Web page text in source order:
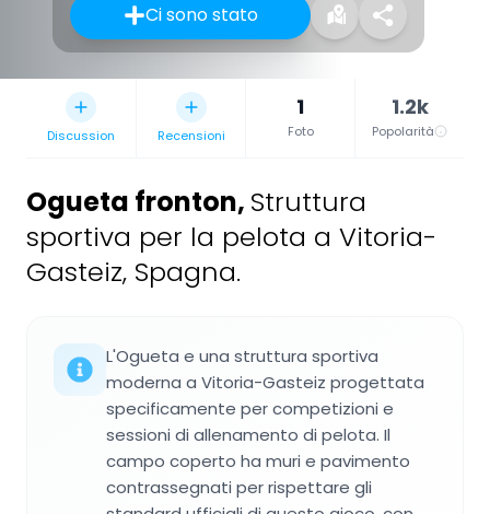
Ci sono stato
Discussion Recensioni
1
Foto
1.2k
Popolarità
Ogueta fronton, Struttura
sportiva per la pelota a Vitoria-
Gasteiz, Spagna.
L'Ogueta e una struttura sportiva
moderna a Vitoria-Gasteiz progettata
specificamente per competizioni e
sessioni di allenamento di pelota. Il
campo coperto ha muri e pavimento
contrassegnati per rispettare gli